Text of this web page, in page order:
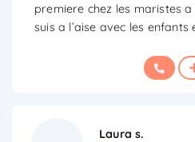
premiere chez les maristes a
suis a l’aise avec les
Laura s.